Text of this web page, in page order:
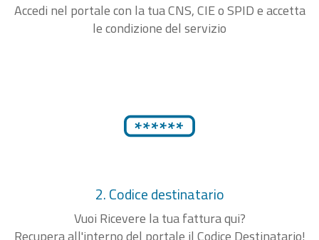
Accedi nel portale con la tua CNS, CIE o SPID e accetta
le condizione del servizio
2. Codice destinatario
Vuoi Ricevere la tua fattura qui?
Recupera all'interno del portale il Codice Destinatario!